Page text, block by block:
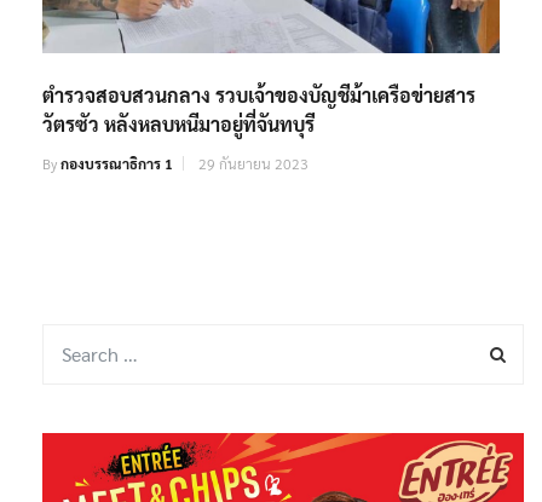
ตํารวจสอบสวนกลาง รวบเจ้าของบัญชีม้าเครือข่ายสาร
วัตรซัว หลังหลบหนีมาอยู่ที่จันทบุรี
Byกองบรรณาธิการ 1 29 กันยายน 2023